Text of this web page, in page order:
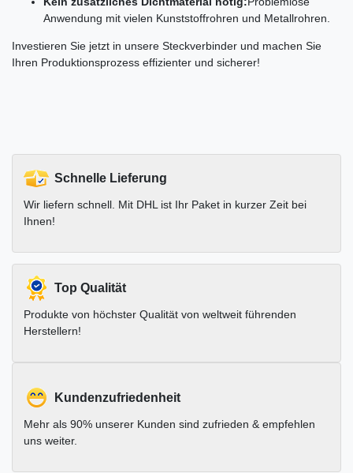
Anwendung mit vielen Kunststoffrohren und Metallrohren.
Investieren Sie jetzt in unsere Steckverbinder und machen Sie
Ihren Produktionsprozess effizienter und sicherer!
Schnelle Lieferung
Wir liefern schnell. Mit DHL ist Ihr Paket in kurzer Zeit bei
Ihnen!
Top Qualität
Produkte von höchster Qualität von weltweit führenden
Herstellern!
Kundenzufriedenheit
Mehr als 90% unserer Kunden sind zufrieden & empfehlen
uns weiter.